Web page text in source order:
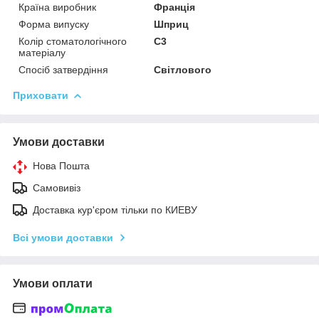
Країна виробник
Франція
Форма випуску
Шприц
Колір стоматологічного
матеріалу
C3
Спосіб затвердіння Світлового
Приховати
Умови доставки
Нова Пошта
Самовивіз
Доставка кур'єром тільки по КИЕВУ
Всі умови доставки
Умови оплати